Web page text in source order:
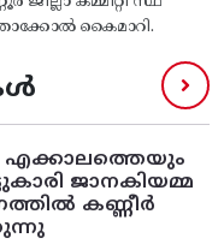
താക്കോൽ കൈമാറി.
എക്കാലത്തെയും
ജാനകിയമ്മ
കണ്ണീർ